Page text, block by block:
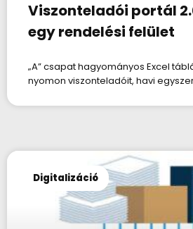
Viszonteladói portál
egy rendelési felület
„A” csapat hagyományos Excel
nyomon viszonteladóit, havi
Digitalizáció